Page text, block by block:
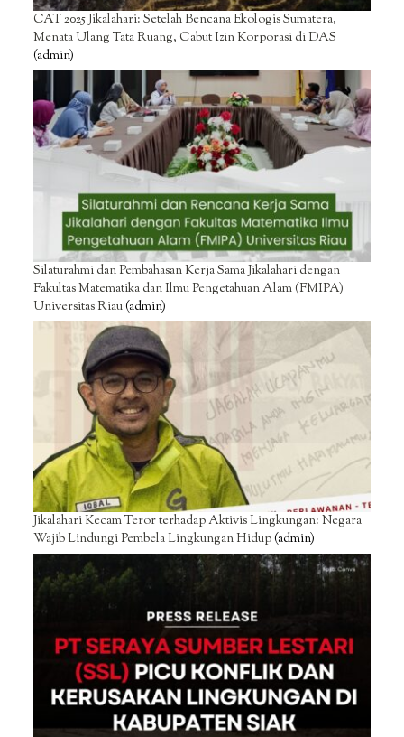
CAT 2025 Jikalahari: Setelah Bencana Ekologis Sumatera,
Menata Ulang Tata Ruang, Cabut Izin Korporasi di DAS
(admin)
Silaturahmi dan Pembahasan Kerja Sama Jikalahari dengan
Fakultas Matematika dan Ilmu Pengetahuan Alam (FMIPA)
Universitas Riau(admin)
Jikalahari Kecam Teror terhadap Aktivis Lingkungan: Negara
Wajib Lindungi Pembela Lingkungan Hidup(admin)